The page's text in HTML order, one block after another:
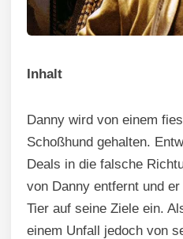
Inhalt
Danny wird von einem
Schoßhund gehalten.
Deals in die falsche
von Danny entfernt und
Tier auf seine Ziele ein.
einem Unfall jedoch von